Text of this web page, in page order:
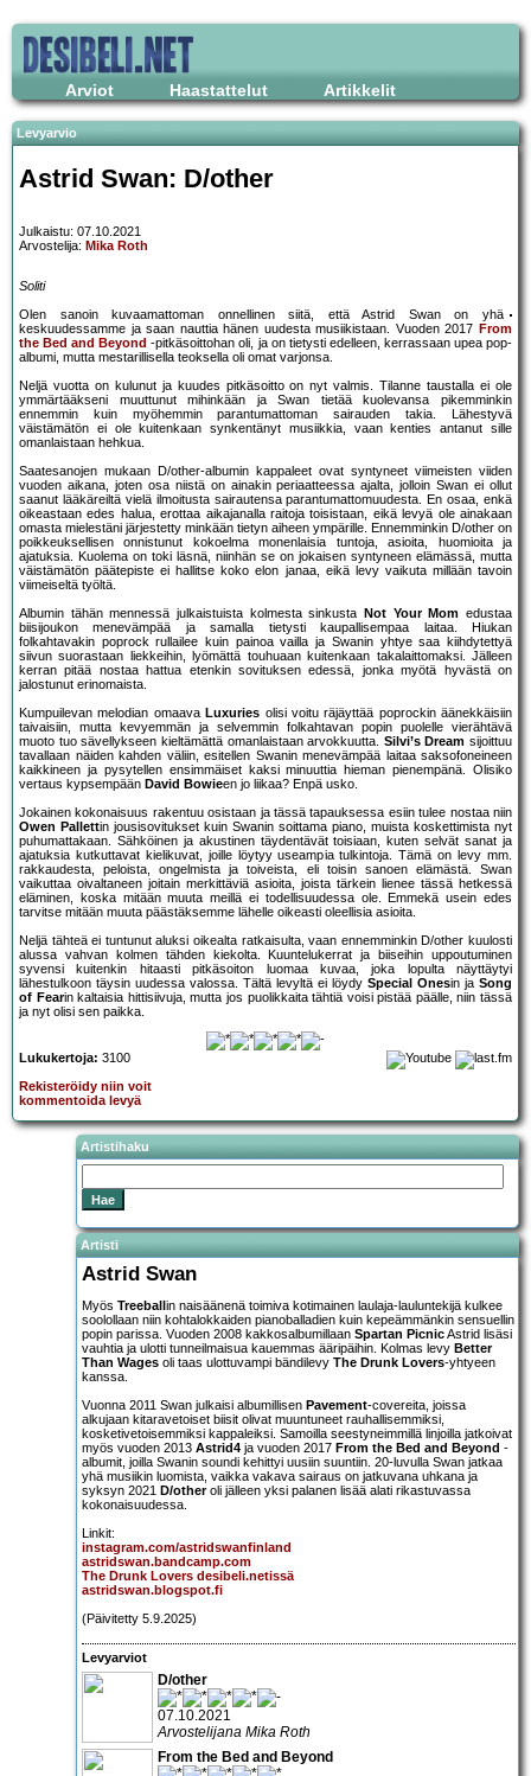
Arviot Haastattelut Artikkelit
Levyarvio
Astrid Swan: D/other
Julkaistu: 07.10.2021
Arvostelija: Mika Roth
Soliti
Olen sanoin kuvaamattoman onnellinen siitä, että Astrid Swan on yhä
keskuudessamme ja saan nauttia hänen uudesta musiikistaan. Vuoden 2017 From
the Bed and Beyond -pitkäsoittohan oli, ja on tietysti edelleen, kerrassaan upea pop-
albumi, mutta mestarillisella teoksella oli omat varjonsa.
Neljä vuotta on kulunut ja kuudes pitkäsoitto on nyt valmis. Tilanne taustalla ei ole
ymmärtääkseni muuttunut mihinkään ja Swan tietää kuolevansa pikemminkin
ennemmin kuin myöhemmin parantumattoman sairauden takia. Lähestyvä
väistämätön ei ole kuitenkaan synkentänyt musiikkia, vaan kenties antanut sille
omanlaistaan hehkua.
Saatesanojen mukaan D/other-albumin kappaleet ovat syntyneet viimeisten viiden
vuoden aikana, joten osa niistä on ainakin periaatteessa ajalta, jolloin Swan ei ollut
saanut lääkäreiltä vielä ilmoitusta sairautensa parantumattomuudesta. En osaa, enkä
oikeastaan edes halua, erottaa aikajanalla raitoja toisistaan, eikä levyä ole ainakaan
omasta mielestäni järjestetty minkään tietyn aiheen ympärille. Ennemminkin D/other on
poikkeuksellisen onnistunut kokoelma monenlaisia tuntoja, asioita, huomioita ja
ajatuksia. Kuolema on toki läsnä, niinhän se on jokaisen syntyneen elämässä, mutta
väistämätön päätepiste ei hallitse koko elon janaa, eikä levy vaikuta millään tavoin
viimeiseltä työltä.
Albumin tähän mennessä julkaistuista kolmesta sinkusta
Not Your Mom edustaa
biisijoukon menevämpää ja samalla tietysti kaupallisempaa laitaa. Hiukan
folkahtavakin poprock rullailee kuin painoa vailla ja Swanin yhtye saa kiihdytettyä
siivun suorastaan liekkeihin, lyömättä touhuaan kuitenkaan takalaittomaksi. Jälleen
kerran pitää nostaa hattua etenkin sovituksen edessä, jonka myötä hyvästä on
jalostunut erinomaista.
Kumpuilevan melodian omaava Luxuries olisi voitu räjäyttää poprockin äänekkäisiin
taivaisiin, mutta kevyemmän ja selvemmin folkahtavan popin puolelle vierähtävä
muoto tuo sävellykseen kieltämättä omanlaistaan arvokkuutta. Silvi’s Dream sijoittuu
tavallaan näiden kahden väliin, esitellen Swanin menevämpää laitaa saksofoneineen
kaikkineen ja pysytellen ensimmäiset kaksi minuuttia hieman pienempänä. Olisiko
vertaus kypsempään David Bowieen jo liikaa? Enpä usko.
Jokainen kokonaisuus rakentuu osistaan ja tässä tapauksessa esiin tulee nostaa niin
Owen Pallettin jousisovitukset kuin Swanin soittama piano, muista koskettimista nyt
puhumattakaan. Sähköinen ja akustinen täydentävät toisiaan, kuten selvät sanat ja
ajatuksia kutkuttavat kielikuvat, joille löytyy useampia tulkintoja. Tämä on levy mm.
rakkaudesta, peloista, ongelmista ja toiveista, eli toisin sanoen elämästä. Swan
vaikuttaa oivaltaneen joitain merkittäviä asioita, joista tärkein lienee tässä hetkessä
eläminen, koska mitään muuta meillä ei todellisuudessa ole. Emmekä usein edes
tarvitse mitään muuta päästäksemme lähelle oikeasti oleellisia asioita.
Neljä tähteä ei tuntunut aluksi oikealta ratkaisulta, vaan ennemminkin D/other kuulosti
alussa vahvan kolmen tähden kiekolta. Kuuntelukerrat ja biiseihin uppoutuminen
syvensi kuitenkin hitaasti pitkäsoiton luomaa kuvaa, joka lopulta näyttäytyi
lähestulkoon täysin uudessa valossa. Tältä levyltä ei löydy Special Onesin ja Song
of Fearin kaltaisia hittisiivuja, mutta jos puolikkaita tähtiä voisi pistää päälle, niin tässä
ja nyt olisi sen paikka.
Lukukertoja: 3100
Rekisteröidy niin voit
kommentoida levyä
Artistihaku
Artisti
Astrid Swan
Myös Treeballin naisäänenä toimiva kotimainen laulaja-lauluntekijä kulkee
soolollaan niin kohtalokkaiden pianoballadien kuin kepeämmänkin sensuellin
popin parissa. Vuoden 2008 kakkosalbumillaan Spartan PicnicAstrid lisäsi
vauhtia ja ulotti tunneilmaisua kauemmas ääripäihin. Kolmas levy Better
Than Wages oli taas ulottuvampi bändilevy The Drunk Lovers-yhtyeen
kanssa.
Vuonna 2011 Swan julkaisi albumillisen Pavement-covereita, joissa
alkujaan kitaravetoiset biisit olivat muuntuneet rauhallisemmiksi,
kosketivetoisemmiksi kappaleiksi. Samoilla seestyneimmillä linjoilla jatkoivat
myös vuoden 2013 Astrid4 ja vuoden 2017 From the Bed and Beyond -
albumit, joilla Swanin soundi kehittyi uusiin suuntiin. 20-luvulla Swan jatkaa
yhä musiikin luomista, vaikka vakava sairaus on jatkuvana uhkana ja
syksyn 2021 D/otheroli jälleen yksi palanen lisää alati rikastuvassa
kokonaisuudessa.
Linkit:
instagram.com/astridswanfinland
astridswan.bandcamp.com
The Drunk Lovers desibeli.netissä
astridswan.blogspot.fi
(Päivitetty 5.9.2025)
Levyarviot
D/other
07.10.2021
Arvostelijana Mika Roth
From the Bed and Beyond